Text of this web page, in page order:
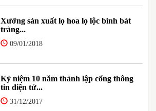
Xưởng sản xuất lọ hoa lọ lộc bình bát
tràng...
09/01/2018
Kỷ niệm 10 năm thành lập cổng thông
tin điện tử...
31/12/2017